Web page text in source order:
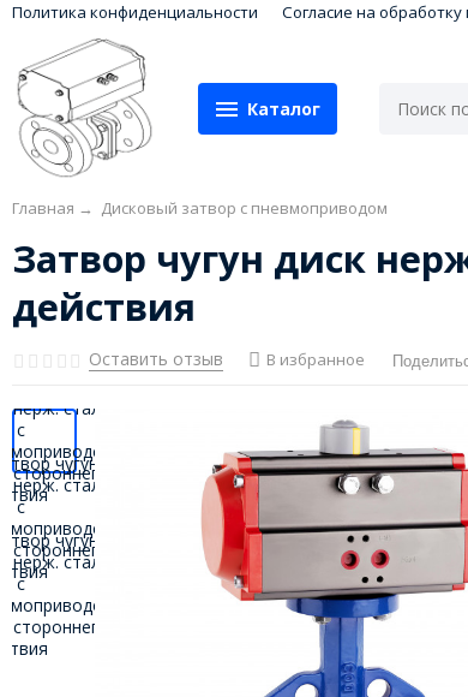
Политика конфиденциальности Согласие на
Каталог
Главная → Дисковый затвор с пневмоприводом
Затвор чугун диск
действия
Оставить отзыв В избранное